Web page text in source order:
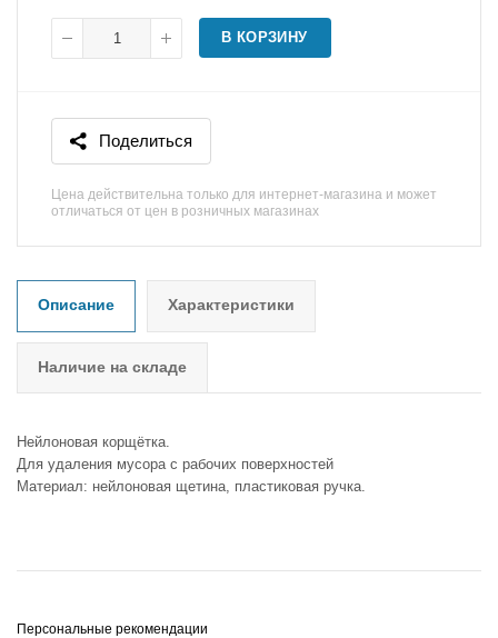
В КОРЗИНУ
Поделиться
Цена действительна только для интернет-магазина и может
отличаться от цен в розничных магазинах
Описание Характеристики
Наличие на складе
Нейлоновая корщётка.
Для удаления мусора с рабочих поверхностей
Материал: нейлоновая щетина, пластиковая ручка.
Персональные рекомендации